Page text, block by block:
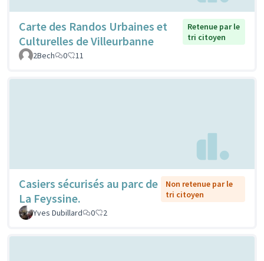
Carte des Randos Urbaines et
Culturelles de Villeurbanne
Retenue par le
tri citoyen
2Bech
0 11
Casiers sécurisés au parc de
La Feyssine.
Non retenue par le
tri citoyen
Yves Dubillard
0 2